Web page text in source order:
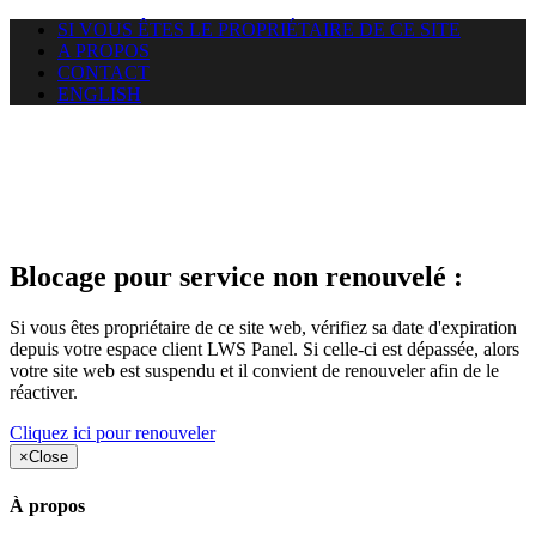
SI VOUS ÊTES LE PROPRIÉTAIRE DE CE SITE
A PROPOS
CONTACT
ENGLISH
Blocage pour service non renouvelé :
Si vous êtes propriétaire de ce site web, vérifiez sa date d'expiration
depuis votre espace client LWS Panel. Si celle-ci est dépassée, alors
votre site web est suspendu et il convient de renouveler afin de le
réactiver.
Cliquez ici pour renouveler
×Close
À propos